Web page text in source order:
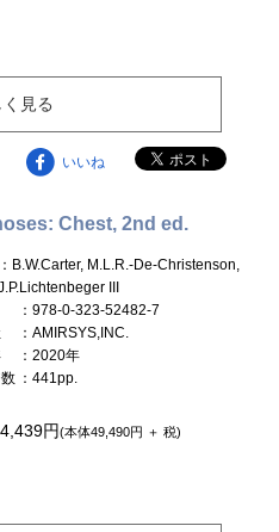
見る
いいね
Chest, 2nd ed.
：B.W.Carter, M.L.R.-De-Christenson,
III
：978-0-323-52482-7
：AMIRSYS,INC.
：2020年
：441pp.
円(本体49,490円 ＋ 税)